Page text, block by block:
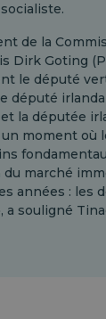
de la
Dirk Goting
le député
député
la députée
un moment où
marché
années : les
a souligné